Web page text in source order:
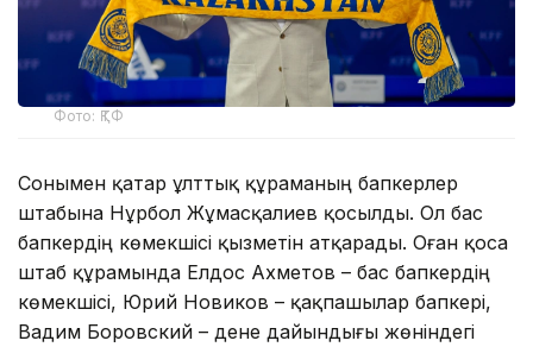
Фото: ҚТФ
Сонымен қатар ұлттық құраманың бапкерлер
штабына Нұрбол Жұмасқалиев қосылды. Ол бас
бапкердің көмекшісі қызметін атқарады. Оған қоса
штаб құрамында Елдос Ахметов – бас бапкердің
көмекшісі, Юрий Новиков – қақпашылар бапкері,
Вадим Боровский – дене дайындығы жөніндегі